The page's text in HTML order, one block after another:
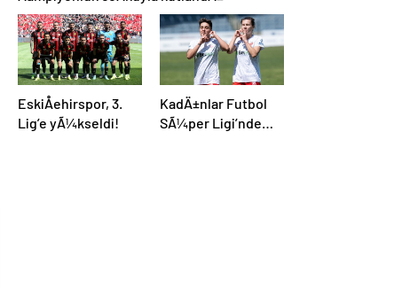
EskiÅehirspor, 3.
Lig’e yÃ¼kseldi!
KadÄ±nlar Futbol
SÃ¼per Ligi’nde